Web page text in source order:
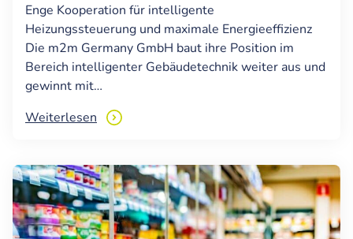
Enge Kooperation für intelligente
Heizungssteuerung und maximale Energieeffizienz
Die m2m Germany GmbH baut ihre Position im
Bereich intelligenter Gebäudetechnik weiter aus und
gewinnt mit…
Weiterlesen